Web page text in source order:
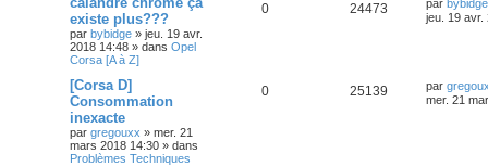
existe plus???
par bybidge » jeu. 19 avr.
2018 14:48 » dans Opel
Corsa [A à Z]
0 24473 par bybidge
jeu. 19 avr.
[Corsa D]
Consommation
inexacte
par gregouxx » mer. 21
mars 2018 14:30 » dans
Problèmes Techniques
0 25139 par
mer. 21